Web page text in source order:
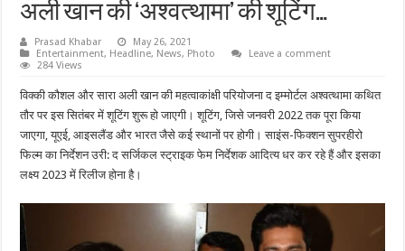
अली खान की ‘अश्वत्थामा’ की शूटिंग…
Prasad Khabar
May 26, 2021
Entertainment, Headline, News, Photo
Leave a comment
284 Views
विक्की कौशल और सारा अली खान की महत्वाकांक्षी परियोजना द इम्मोर्टल अश्वत्थामा कथित
तौर पर इस सितंबर में शूटिंग शुरू हो जाएगी। शूटिंग, जिसे जनवरी 2022 तक पूरा किया
जाएगा, यूएई, आइसलैंड और भारत जैसे कई स्थानों पर होगी। साइंस-फिक्शन सुपरहीरो
फिल्म का निर्देशन उरी: द सर्जिकल स्ट्राइक फेम निर्देशक आदित्य धर कर रहे हैं और इसका
लक्ष्य 2023 में रिलीज होना है।